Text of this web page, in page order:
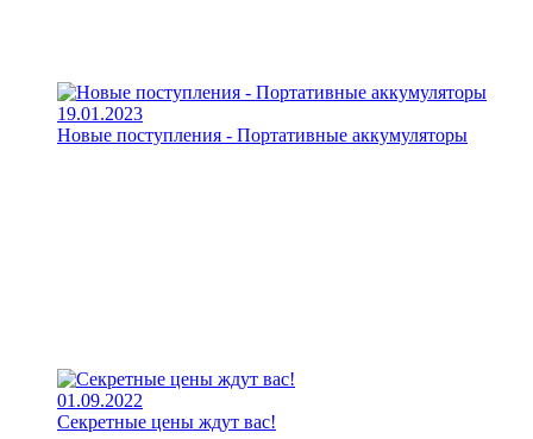
19.01.2023
Новые поступления - Портативные аккумуляторы
01.09.2022
Секретные цены ждут вас!